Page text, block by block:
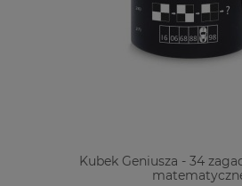
Kubek Geniusza - 34